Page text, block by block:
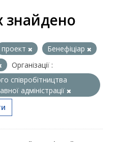
знайдено
проект
Бенефіціар
Організації :
співробітництва
адміністрації